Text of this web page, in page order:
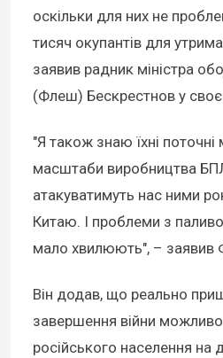
оскільки для них не
тисяч окупантів для
заявив радник міністра
(Флеш) Бескрестнов у
"Я також знаю їхні
масштаби виробництва
атакуватимуть нас ними
Китаю. І проблеми з
мало хвилюють", – заявив
Він додав, що реально
завершення війни можливо
російського населення на